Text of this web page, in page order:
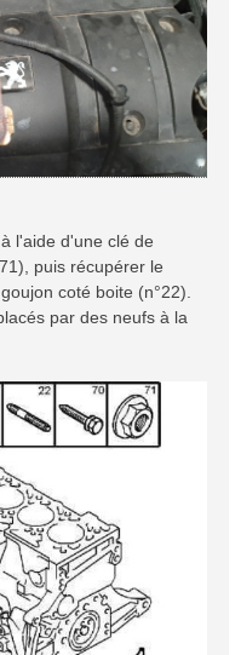
l'aide d'une clé de
puis récupérer le
coté boite (n°22).
par des neufs à la